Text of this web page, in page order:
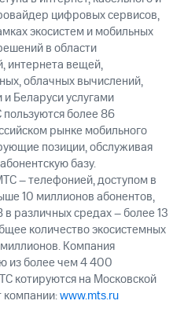
цифровых сервисов,
экосистем и мобильных
в области
интернета вещей,
облачных вычислений,
и Беларуси услугами
более 86
рынке мобильного
позиции, обслуживая
базу.
– телефонией, доступом в
10 миллионов абонентов,
различных средах – более 13
количество экосистемных
Компания
из более чем 4 400
котируются на Московской
компании:www.mts.ru